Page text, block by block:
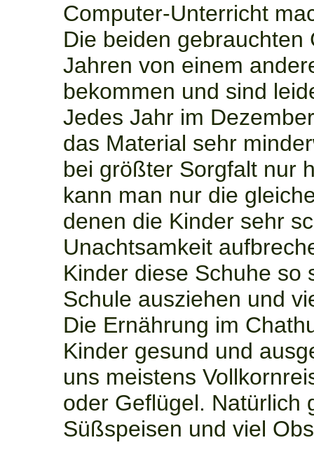
Computer-Unterricht
Die beiden
Jahren von einem
bekommen und sind
Jedes Jahr im
das Material sehr
bei größter Sorgfalt nur
kann man nur die
denen die Kinder sehr
Unachtsamkeit
Kinder diese Schuhe so
Schule ausziehen und
Die Ernährung im
Kinder gesund und
uns meistens
oder Geflügel. Natürlich
Süßspeisen und viel